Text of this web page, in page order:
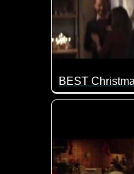
Da geht einem